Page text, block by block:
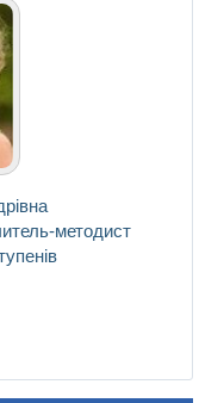
методист